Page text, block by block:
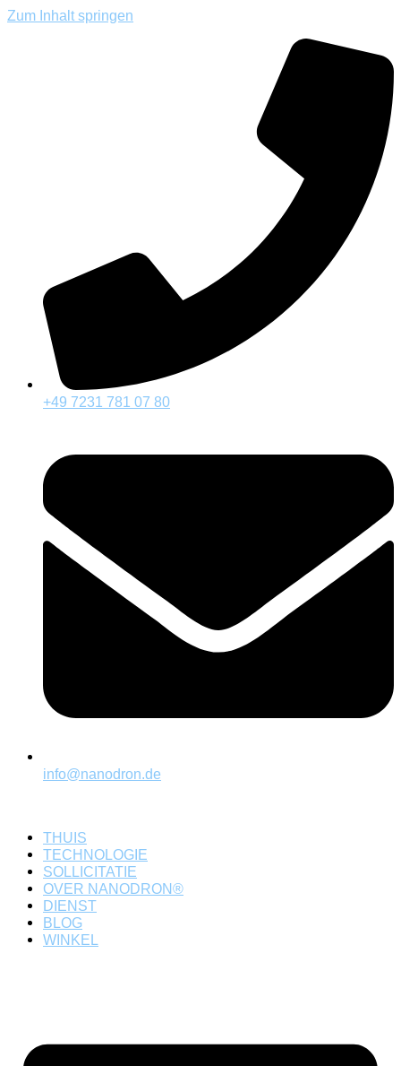
Zum Inhalt springen
+49 7231 781 07 80
info@nanodron.de
THUIS
TECHNOLOGIE
SOLLICITATIE
OVER NANODRON®
DIENST
BLOG
WINKEL